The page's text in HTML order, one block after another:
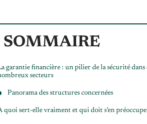
SOMMAIRE
garantie financière : un pilier de la sécurité dans
secteurs
Panorama des structures concernées
quoi sert-elle vraiment et qui doit s’en